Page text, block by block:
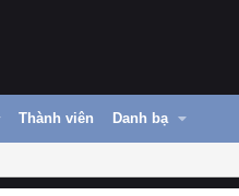
Thành viên Danh bạ